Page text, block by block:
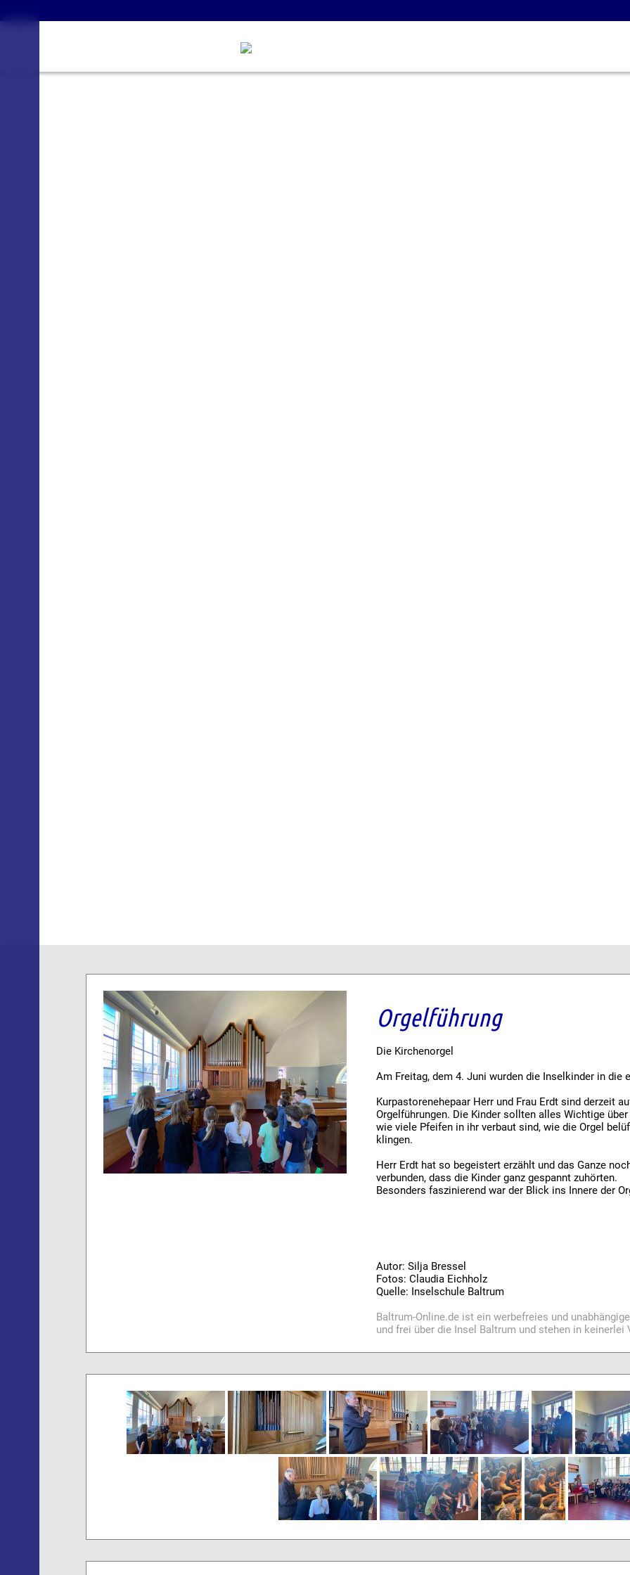
Orgelführung
Die Kirchenorgel
Am Freitag, dem 4. Juni wurden die Inselkinder in die
Kurpastorenehepaar Herr und Frau Erdt sind derzeit
Orgelführungen. Die Kinder sollten alles Wichtige
wie viele Pfeifen in ihr verbaut sind, wie die Orgel
klingen.
Herr Erdt hat so begeistert erzählt und das Ganze
verbunden, dass die Kinder ganz gespannt zuhörten.
Besonders faszinierend war der Blick ins Innere der
Autor: Silja Bressel
Fotos: Claudia Eichholz
Quelle: Inselschule Baltrum
Baltrum-Online.de ist ein werbefreies und
und frei über die Insel Baltrum und stehen in keinerlei